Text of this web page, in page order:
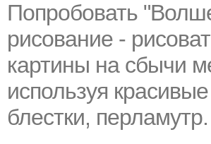
Попробовать
рисование -
картины на сбычи
используя красивые
блестки, перламутр.